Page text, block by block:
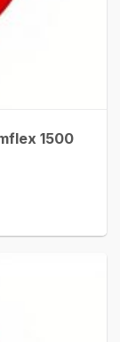
1500